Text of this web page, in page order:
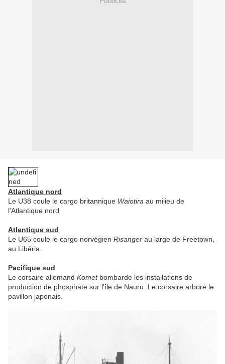
Atlantique nord
Le U38 coule le cargo britannique Waiotira au milieu de
l'Atlantique nord
Atlantique sud
Le U65 coule le cargo norvégien Risanger au large de Freetown,
au Libéria.
Pacifique sud
Le corsaire allemand Kometbombarde les installations de
production de phosphate sur l'île de Nauru. Le corsaire arbore le
pavillon japonais.